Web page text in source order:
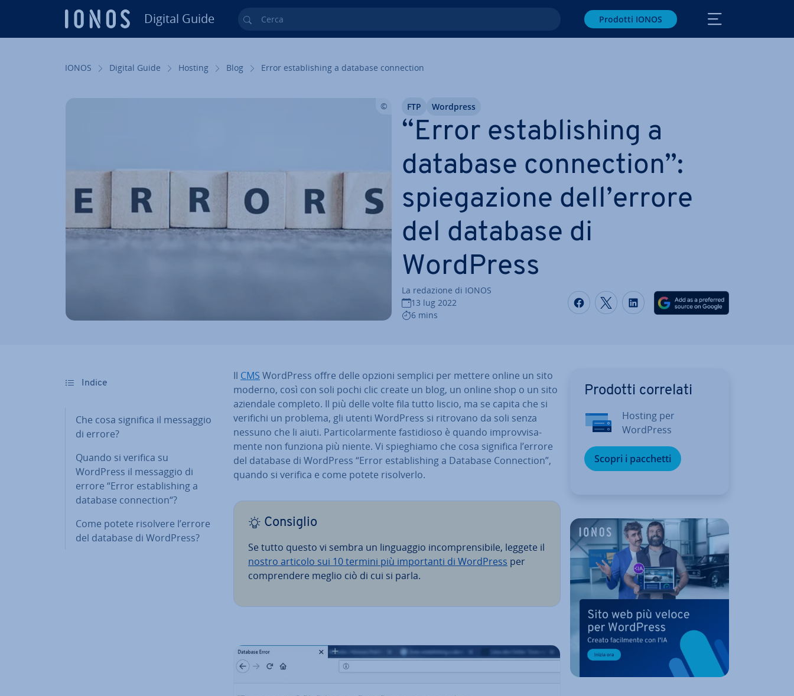
Digital Guide Cerca Prodotti IONOS
IONOS Digital Guide Hosting Blog Error esta­bli­shing a database con­nec­tion
“Error esta­bli­shing a
database con­nec­tion”:
spie­ga­zio­ne dell’errore
del database di
WordPress
La redazione di IONOS
13 lug 2022
6 mins
Condividi via Facebook
Condividi via Twitter
Condividi via LinkedIN
FTP Wordpress
Indice
Che cosa significa il messaggio
di errore?
Quando si verifica su
WordPress il messaggio di
errore “Error esta­bli­shing a
database con­nec­tion“?
Come potete risolvere l’errore
del database di WordPress?
Il CMS WordPress offre delle opzioni semplici per mettere online un sito
moderno, così con soli pochi clic create un blog, un online shop o un sito
aziendale completo. Il più delle volte fila tutto liscio, ma se capita che si
verifichi un problema, gli utenti WordPress si ritrovano da soli senza
nessuno che li aiuti. Par­ti­co­lar­men­te fa­sti­dio­so è quando im­prov­vi­sa­
men­te non funziona più niente. Vi spie­ghia­mo che cosa significa l’errore
del database di WordPress “Error esta­bli­shing a Database Con­nec­tion”,
quando si verifica e come potete ri­sol­ver­lo.
Consiglio
Se tutto questo vi sembra un lin­guag­gio in­com­pren­si­bi­le, leggete il
nostro articolo sui 10 termini più im­por­tan­ti di WordPress per
com­pren­de­re meglio ciò di cui si parla.
Prodotti correlati
Hosting per
WordPress
Scopri i pacchetti